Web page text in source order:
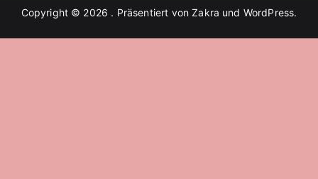
Copyright © 2026 . Präsentiert vonZakra und WordPress.